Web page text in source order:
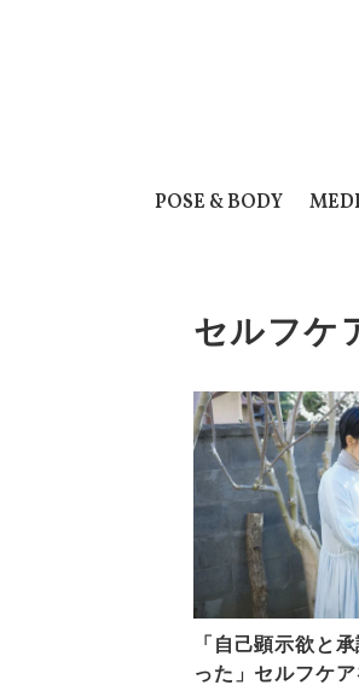
POSE & BODY
セルフケ
「自己顕示欲と
った」セルフケ